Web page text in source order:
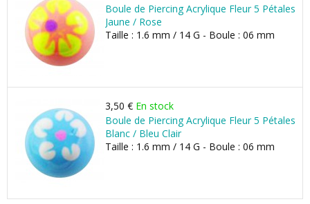
Boule de Piercing Acrylique Fleur 5 Pétales
Jaune / Rose
Taille : 1.6 mm / 14 G - Boule : 06 mm
3,50 € En stock
Boule de Piercing Acrylique Fleur 5 Pétales
Blanc / Bleu Clair
Taille : 1.6 mm / 14 G - Boule : 06 mm